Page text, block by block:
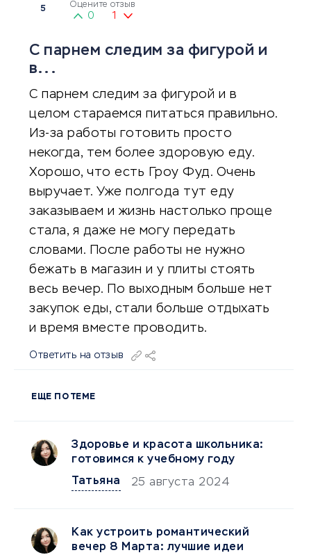
5 Оцените отзыв
0 1
С парнем следим за фигурой и
в...
С парнем следим за фигурой и в
целом стараемся питаться правильно.
Из-за работы готовить просто
некогда, тем более здоровую еду.
Хорошо, что есть Гроу Фуд. Очень
выручает. Уже полгода тут еду
заказываем и жизнь настолько проще
стала, я даже не могу передать
словами. После работы не нужно
бежать в магазин и у плиты стоять
весь вечер. По выходным больше нет
закупок еды, стали больше отдыхать
и время вместе проводить.
Ответить на отзыв
ЕЩЕ ПО ТЕМЕ
Здоровье и красота школьника:
готовимся к учебному году
Татьяна
25 августа 2024
Как устроить романтический
вечер 8 Марта: лучшие идеи